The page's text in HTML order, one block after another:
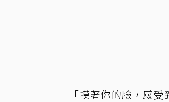
「摸著你的臉，感